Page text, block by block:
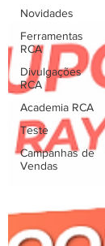
Novidades
Ferramentas
RCA
Divulgações
RCA
Academia RCA
Teste
Campanhas de
Vendas